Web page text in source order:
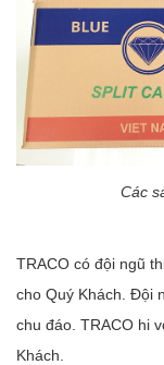
Các
TRACO có đội ngũ
cho Quý Khách. Đội
chu đáo. TRACO hi
Khách.